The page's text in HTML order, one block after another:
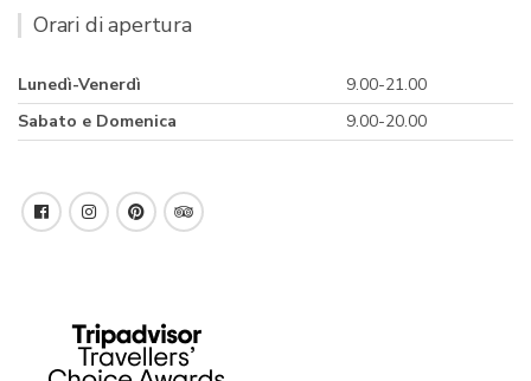
Orari di apertura
Lunedì-Venerdì
9.00-21.00
Sabato e Domenica
9.00-20.00